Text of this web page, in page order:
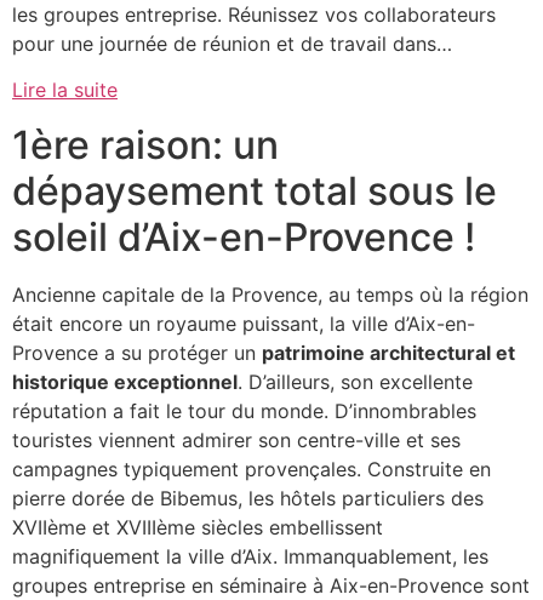
les groupes entreprise. Réunissez vos collaborateurs
pour une journée de réunion et de travail dans…
Lire la suite
1ère raison: un
dépaysement total sous le
soleil d’Aix-en-Provence !
Ancienne capitale de la Provence, au temps où la région
était encore un royaume puissant, la ville d’Aix-en-
Provence a su protéger un patrimoine architectural et
historique exceptionnel. D’ailleurs, son excellente
réputation a fait le tour du monde. D’innombrables
touristes viennent admirer son centre-ville et ses
campagnes typiquement provençales. Construite en
pierre dorée de Bibemus, les hôtels particuliers des
XVIIème et XVIIIème siècles embellissent
magnifiquement la ville d’Aix. Immanquablement, les
groupes entreprise en séminaire à Aix-en-Provence sont